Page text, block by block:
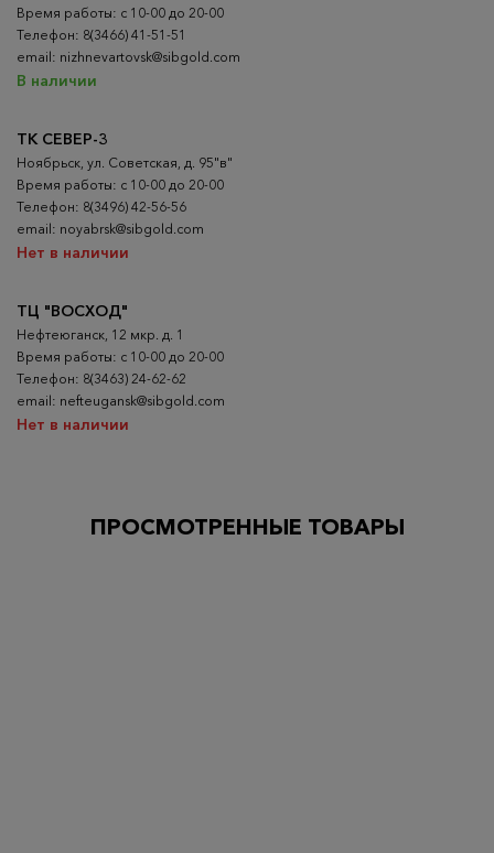
ТК СЕВЕР-3
Ноябрьск, ул. Советская, д. 95"в"
Время работы: с 10-00 до 20-00
Телефон: 8(3496) 42-56-56
email: noyabrsk@sibgold.com
Нет в наличии
ТЦ "ВОСХОД"
Нефтеюганск, 12 мкр. д. 1
Время работы: с 10-00 до 20-00
Телефон: 8(3463) 24-62-62
email: nefteugansk@sibgold.com
Нет в наличии
Время работы: с 10-00 до 20-00
Телефон: 8(3466) 41-51-51
email: nizhnevartovsk@sibgold.com
В наличии
ПРОСМОТРЕННЫЕ ТОВАРЫ